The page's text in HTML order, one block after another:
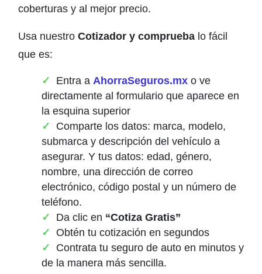
coberturas y al mejor precio.
Usa nuestro Cotizador y comprueba lo fácil
que es:
Entra a AhorraSeguros.mx o ve
directamente al formulario que aparece en
la esquina superior
Comparte los datos: marca, modelo,
submarca y descripción del vehículo a
asegurar. Y tus datos: edad, género,
nombre, una dirección de correo
electrónico, código postal y un número de
teléfono.
Da clic en “Cotiza Gratis”
Obtén tu cotización en segundos
Contrata tu seguro de auto en minutos y
de la manera más sencilla.